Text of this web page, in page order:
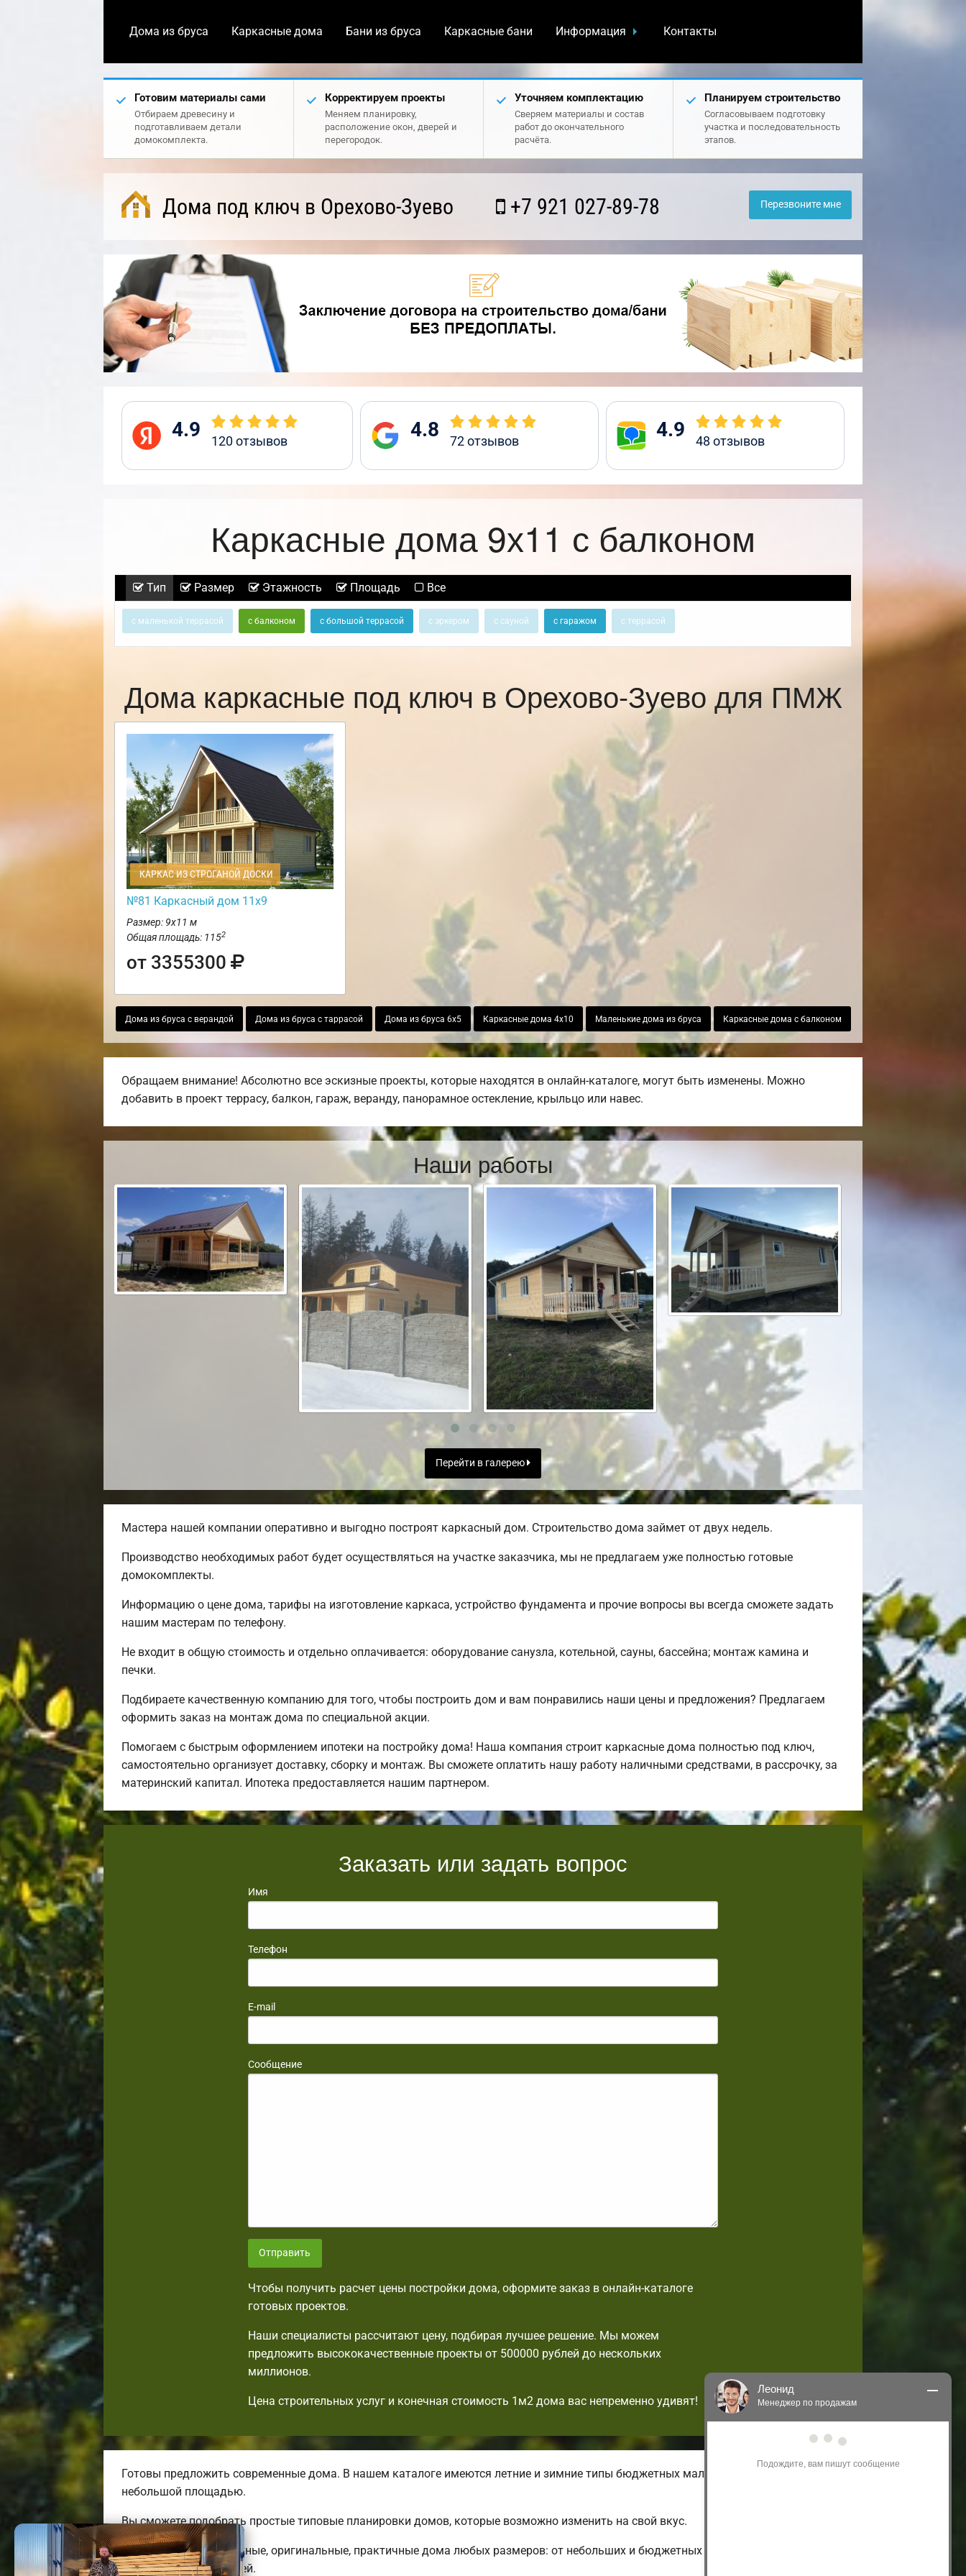
Дома из бруса Каркасные дома Бани из бруса Каркасные бани Информация Контакты
Готовим материалы сами
Отбираем древесину и
подготавливаем детали
домокомплекта.
Корректируем проекты
Меняем планировку,
расположение окон, дверей и
перегородок.
Уточняем комплектацию
Сверяем материалы и состав
работ до окончательного
расчёта.
Планируем строительство
Согласовываем подготовку
участка и последовательность
этапов.
Дома под ключ в Орехово-Зуево +7 921 027-89-78 Перезвоните мне
4.9 120отзывов 4.8 72отзывов 4.9 48 отзывов
Каркасные дома 9х11 с балконом
Тип Размер Этажность Площадь Все
с маленькой террасой с балконом с большой террасой с эркером с сауной с гаражом с террасой
Дома каркасные под ключ в Орехово-Зуево для ПМЖ
КАРКАС ИЗ СТРОГАНОЙ ДОСКИ
№81 Каркасный дом 11х9
Размер: 9х11 м
Общая площадь: 1152
от 3355300
Дома из бруса с верандой Дома из бруса с таррасой Дома из бруса 6х5 Каркасные дома 4х10 Маленькие дома из бруса Каркасные дома с балконом
Обращаем внимание! Абсолютно все эскизные проекты, которые находятся в онлайн-каталоге, могут быть изменены. Можно
добавить в проект террасу, балкон, гараж, веранду, панорамное остекление, крыльцо или навес.
Наши работы
Перейти в галерею
Мастера нашей компании оперативно и выгодно построят каркасный дом. Строительство дома займет от двух недель.
Производство необходимых работ будет осуществляться на участке заказчика, мы не предлагаем уже полностью готовые
домокомплекты.
Информацию о цене дома, тарифы на изготовление каркаса, устройство фундамента и прочие вопросы вы всегда сможете задать
нашим мастерам по телефону.
Не входит в общую стоимость и отдельно оплачивается: оборудование санузла, котельной, сауны, бассейна; монтаж камина и
печки.
Подбираете качественную компанию для того, чтобы построить дом и вам понравились наши цены и предложения? Предлагаем
оформить заказ на монтаж дома по специальной акции.
Помогаем с быстрым оформлением ипотеки на постройку дома! Наша компания строит каркасные дома полностью под ключ,
самостоятельно организует доставку, сборку и монтаж. Вы сможете оплатить нашу работу наличными средствами, в рассрочку, за
материнский капитал. Ипотека предоставляется нашим партнером.
Заказать или задать вопрос
Имя
Телефон
E-mail
Сообщение
Отправить
Чтобы получить расчет цены постройки дома, оформите заказ в онлайн-каталоге
готовых проектов.
Наши специалисты рассчитают цену, подбирая лучшее решение. Мы можем
предложить высококачественные проекты от 500000 рублей до нескольких
миллионов.
Цена строительных услуг и конечная стоимость 1м2 дома вас непременно удивят!
Готовы предложить современные дома. В нашем каталоге имеются летние и зимние типы бюджетных малогабаритных домов с
небольшой площадью.
Вы сможете подобрать простые типовые планировки домов, которые возможно изменить на свой вкус.
Мы предлагаем надежные, оригинальные, практичные дома любых размеров: от небольших и бюджетных до огромных
трехэтажных коттеджей.
Леонид
Менеджер по продажам
Здравствуйте! Я могу
акциям и проектам.